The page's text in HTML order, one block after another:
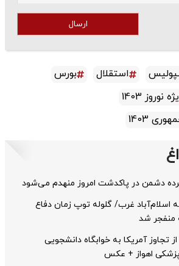
ارسال
استقلال
بورس
نوروز 1403
1403
دشمن در پاکدشت امروز منهدم می‌شود
اسلام‌آباد غرب/ گلوله توپ زمان دفاع
تجاوز آمریکا به خوابگاه دانشجویی
پزشکی اهواز + عکس